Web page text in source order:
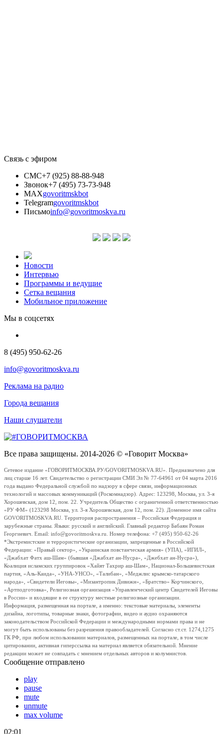
Связь с эфиром
СМС+7 (925) 88-88-948
Звонок+7 (495) 73-73-948
MAXgovoritmskbot
Telegramgovoritmskbot
Письмоinfo@govoritmoskva.ru
Новости
Интервью
Программы и ведущие
Сетка вещания
Мобильное приложение
Мы в соцсетях
8 (495) 950-62-26
info@govoritmoskva.ru
Реклама на радио
Города вещания
Наши слушатели
Все права защищены. 2014-2026 © «Говорит Москва»
Сетевое издание «ГОВОРИТМОСКВА.РУ/GOVORITMOSKVA.RU». Предназначено для
лиц старше 16 лет. Свидетельство о регистрации СМИ Эл № 77-64961 от 04 марта 2016
года выдано Федеральной службой по надзору в сфере связи, информационных
технологий и массовых коммуникаций (Роскомнадзор). Адрес: 123298, Москва, ул. 3-я
Хорошевская, дом 12, пом. 22. Учредитель Общество с ограниченной ответственностью
«РУ ФМ» (123298 Москва, ул. 3-я Хорошевская, дом 12, пом. 22). Доменное имя сайта
GOVORITMOSKVA.RU. Территория распространения – Российская Федерация и
зарубежные страны. Языки: русский и английский. Главный редактор Бабаян Роман
Георгиевич. Email: info@govoritmoskva.ru. Номер телефона: +7 (495) 950-62-26
*Экстремистские и террористические организации, запрещенные в Российской
Федерации: «Правый сектор», «Украинская повстанческая армия» (УПА), «ИГИЛ»,
«Джабхат Фатх аш-Шам» (бывшая «Джабхат ан-Нусра», «Джебхат ан-Нусра»),
Коалиция исламских группировок «Хайят Тахрир аш-Шам», Национал-Большевистская
партия, «Аль-Каида», «УНА-УНСО», «Талибан», «Меджлис крымско-татарского
народа», «Свидетели Иеговы», «Мизантропик Дивижн», «Братство» Корчинского,
«Артподготовка», Религиозная организация «Управленческий центр Свидетелей Иеговы
в России» и входящие в ее структуру местные религиозные организации.
Информация, размещенная на портале, а именно: текстовые материалы, элементы
дизайна, логотипы, товарные знаки, фотографии, видео и аудио охраняются
законодательством Российской Федерации и международными нормами права и не
могут быть использованы без разрешения правообладателей. Согласно ст.ст. 1274,1275
ГК РФ, при любом использовании материалов, размещенных на портале, в том числе
цитировании, активная гиперссылка на материал является обязательной. Мнение
редакции может не совпадать с мнением отдельных авторов и колумнистов.
Сообщение отправлено
play
pause
mute
unmute
max volume
02:01